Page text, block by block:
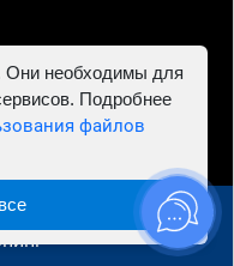
781302555843,
- Автосервис
Они необходимы для
Подробнее
файлов